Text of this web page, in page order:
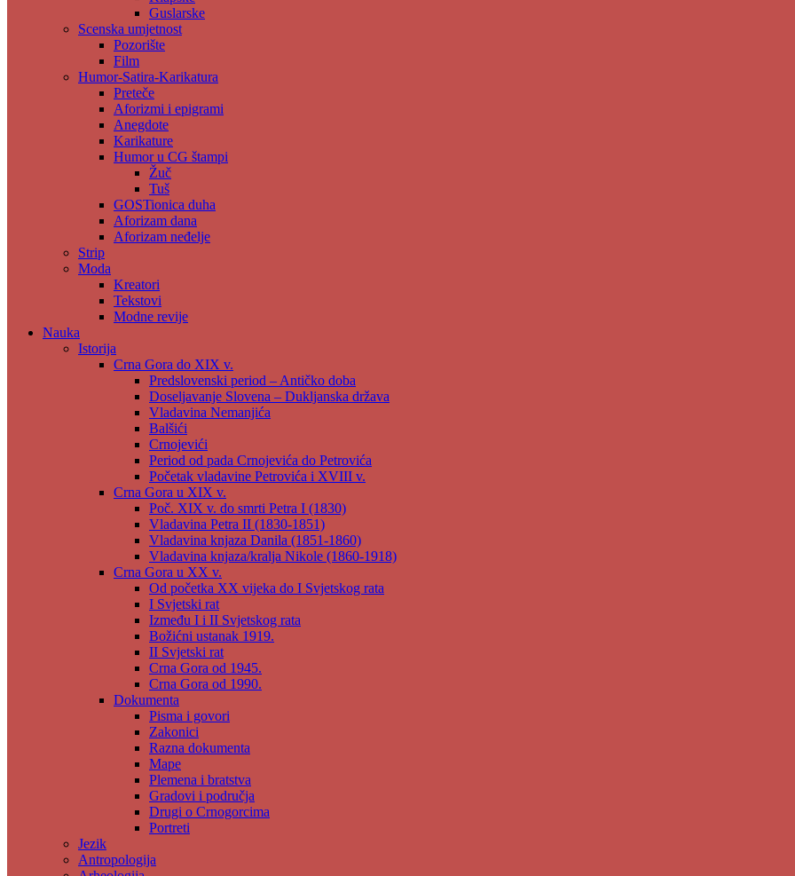
Guslarske
Scenska umjetnost
Pozorište
Film
Humor-Satira-Karikatura
Preteče
Aforizmi i epigrami
Anegdote
Karikature
Humor u CG štampi
Žuč
Tuš
GOSTionica duha
Aforizam dana
Aforizam neđelje
Strip
Moda
Kreatori
Tekstovi
Modne revije
Nauka
Istorija
Crna Gora do XIX v.
Predslovenski period – Antičko doba
Doseljavanje Slovena – Dukljanska država
Vladavina Nemanjića
Balšići
Crnojevići
Period od pada Crnojevića do Petrovića
Početak vladavine Petrovića i XVIII v.
Crna Gora u XIX v.
Poč. XIX v. do smrti Petra I (1830)
Vladavina Petra II (1830-1851)
Vladavina knjaza Danila (1851-1860)
Vladavina knjaza/kralja Nikole (1860-1918)
Crna Gora u XX v.
Od početka XX vijeka do I Svjetskog rata
I Svjetski rat
Između I i II Svjetskog rata
Božićni ustanak 1919.
II Svjetski rat
Crna Gora od 1945.
Crna Gora od 1990.
Dokumenta
Pisma i govori
Zakonici
Razna dokumenta
Mape
Plemena i bratstva
Gradovi i područja
Drugi o Crnogorcima
Portreti
Jezik
Antropologija